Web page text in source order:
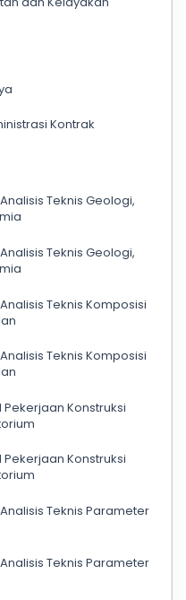
Kontrak
Teknis Geologi,
Teknis Geologi,
Teknis Komposisi
Teknis Komposisi
Konstruksi
Konstruksi
Teknis Parameter
Teknis Parameter